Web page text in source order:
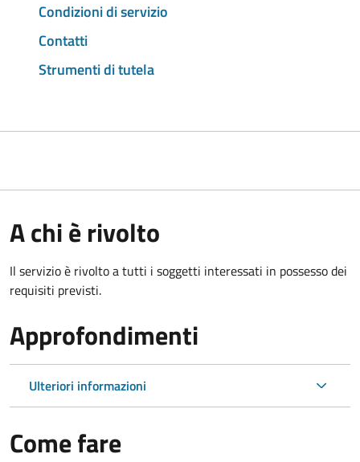
Condizioni di servizio
Contatti
Strumenti di tutela
A chi è rivolto
Il servizio è rivolto a tutti i soggetti interessati in possesso dei
requisiti previsti.
Approfondimenti
Ulteriori informazioni
Come fare